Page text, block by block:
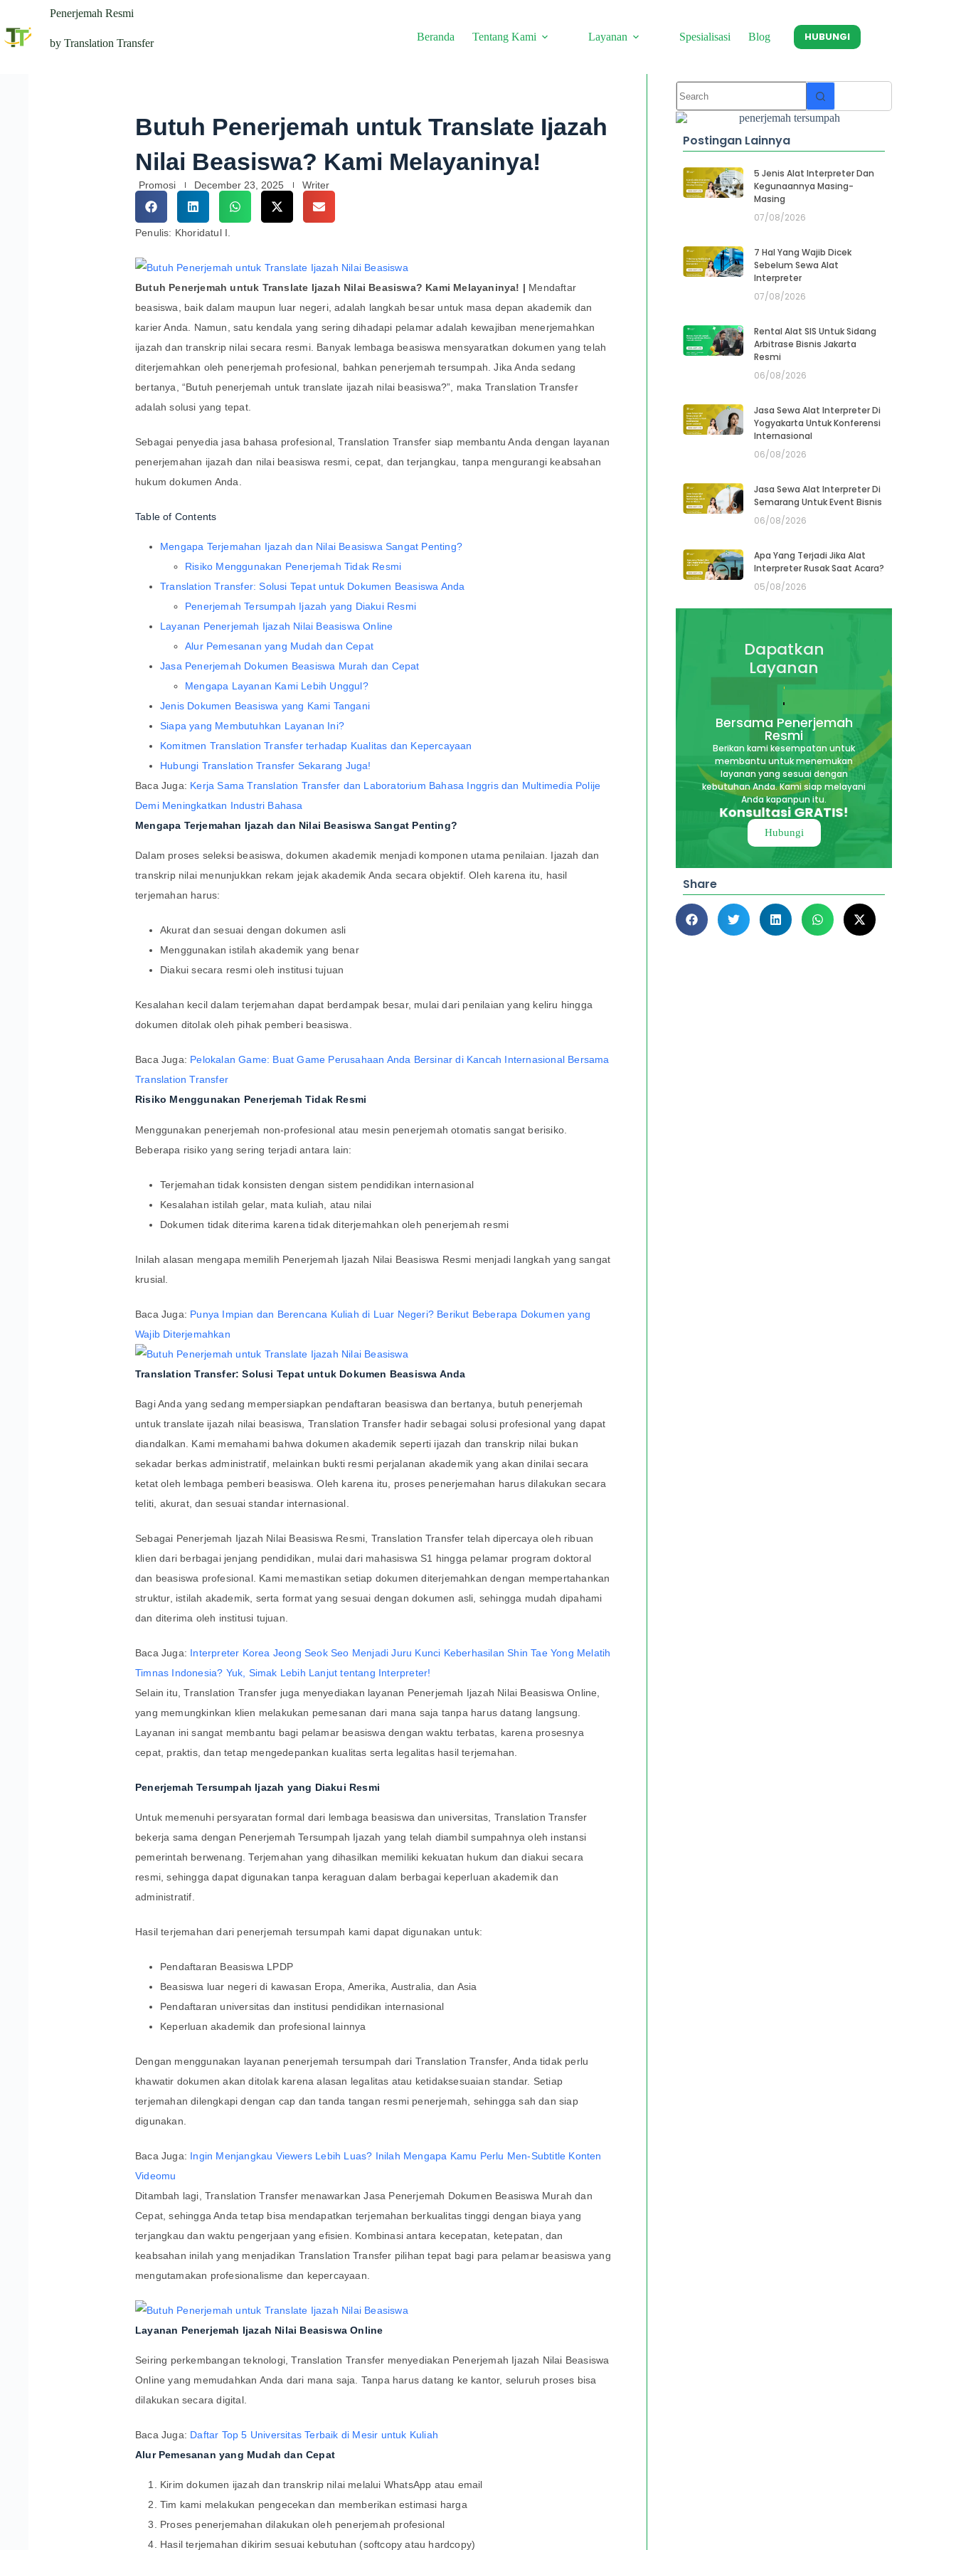
Penerjemah Resmi
by Translation Transfer
Beranda Tentang Kami Layanan Spesialisasi Blog HUBUNGI
Butuh Penerjemah untuk Translate Ijazah
Nilai Beasiswa? Kami Melayaninya!
Promosi December 23, 2025 Writer
Penulis: Khoridatul I.
Butuh Penerjemah untuk Translate Ijazah Nilai Beasiswa? Kami Melayaninya! | Mendaftar
beasiswa, baik dalam maupun luar negeri, adalah langkah besar untuk masa depan akademik dan
karier Anda. Namun, satu kendala yang sering dihadapi pelamar adalah kewajiban menerjemahkan
ijazah dan transkrip nilai secara resmi. Banyak lembaga beasiswa mensyaratkan dokumen yang telah
diterjemahkan oleh penerjemah profesional, bahkan penerjemah tersumpah. Jika Anda sedang
bertanya, “Butuh penerjemah untuk translate ijazah nilai beasiswa?”, maka Translation Transfer
adalah solusi yang tepat.
Sebagai penyedia jasa bahasa profesional, Translation Transfer siap membantu Anda dengan layanan
penerjemahan ijazah dan nilai beasiswa resmi, cepat, dan terjangkau, tanpa mengurangi keabsahan
hukum dokumen Anda.
Table of Contents
Mengapa Terjemahan Ijazah dan Nilai Beasiswa Sangat Penting?
Risiko Menggunakan Penerjemah Tidak Resmi
Translation Transfer: Solusi Tepat untuk Dokumen Beasiswa Anda
Penerjemah Tersumpah Ijazah yang Diakui Resmi
Layanan Penerjemah Ijazah Nilai Beasiswa Online
Alur Pemesanan yang Mudah dan Cepat
Jasa Penerjemah Dokumen Beasiswa Murah dan Cepat
Mengapa Layanan Kami Lebih Unggul?
Jenis Dokumen Beasiswa yang Kami Tangani
Siapa yang Membutuhkan Layanan Ini?
Komitmen Translation Transfer terhadap Kualitas dan Kepercayaan
Hubungi Translation Transfer Sekarang Juga!
Baca Juga: Kerja Sama Translation Transfer dan Laboratorium Bahasa Inggris dan Multimedia Polije
Demi Meningkatkan Industri Bahasa
Mengapa Terjemahan Ijazah dan Nilai Beasiswa Sangat Penting?
Dalam proses seleksi beasiswa, dokumen akademik menjadi komponen utama penilaian. Ijazah dan
transkrip nilai menunjukkan rekam jejak akademik Anda secara objektif. Oleh karena itu, hasil
terjemahan harus:
Akurat dan sesuai dengan dokumen asli
Menggunakan istilah akademik yang benar
Diakui secara resmi oleh institusi tujuan
Kesalahan kecil dalam terjemahan dapat berdampak besar, mulai dari penilaian yang keliru hingga
dokumen ditolak oleh pihak pemberi beasiswa.
Baca Juga: Pelokalan Game: Buat Game Perusahaan Anda Bersinar di Kancah Internasional Bersama
Translation Transfer
Risiko Menggunakan Penerjemah Tidak Resmi
Menggunakan penerjemah non-profesional atau mesin penerjemah otomatis sangat berisiko.
Beberapa risiko yang sering terjadi antara lain:
Terjemahan tidak konsisten dengan sistem pendidikan internasional
Kesalahan istilah gelar, mata kuliah, atau nilai
Dokumen tidak diterima karena tidak diterjemahkan oleh penerjemah resmi
Inilah alasan mengapa memilih Penerjemah Ijazah Nilai Beasiswa Resmi menjadi langkah yang sangat
krusial.
Baca Juga: Punya Impian dan Berencana Kuliah di Luar Negeri? Berikut Beberapa Dokumen yang
Wajib Diterjemahkan
Translation Transfer: Solusi Tepat untuk Dokumen Beasiswa Anda
Bagi Anda yang sedang mempersiapkan pendaftaran beasiswa dan bertanya, butuh penerjemah
untuk translate ijazah nilai beasiswa, Translation Transfer hadir sebagai solusi profesional yang dapat
diandalkan. Kami memahami bahwa dokumen akademik seperti ijazah dan transkrip nilai bukan
sekadar berkas administratif, melainkan bukti resmi perjalanan akademik yang akan dinilai secara
ketat oleh lembaga pemberi beasiswa. Oleh karena itu, proses penerjemahan harus dilakukan secara
teliti, akurat, dan sesuai standar internasional.
Sebagai Penerjemah Ijazah Nilai Beasiswa Resmi, Translation Transfer telah dipercaya oleh ribuan
klien dari berbagai jenjang pendidikan, mulai dari mahasiswa S1 hingga pelamar program doktoral
dan beasiswa profesional. Kami memastikan setiap dokumen diterjemahkan dengan mempertahankan
struktur, istilah akademik, serta format yang sesuai dengan dokumen asli, sehingga mudah dipahami
dan diterima oleh institusi tujuan.
Baca Juga: Interpreter Korea Jeong Seok Seo Menjadi Juru Kunci Keberhasilan Shin Tae Yong Melatih
Timnas Indonesia? Yuk, Simak Lebih Lanjut tentang Interpreter!
Selain itu, Translation Transfer juga menyediakan layanan Penerjemah Ijazah Nilai Beasiswa Online,
yang memungkinkan klien melakukan pemesanan dari mana saja tanpa harus datang langsung.
Layanan ini sangat membantu bagi pelamar beasiswa dengan waktu terbatas, karena prosesnya
cepat, praktis, dan tetap mengedepankan kualitas serta legalitas hasil terjemahan.
Penerjemah Tersumpah Ijazah yang Diakui Resmi
Untuk memenuhi persyaratan formal dari lembaga beasiswa dan universitas, Translation Transfer
bekerja sama dengan Penerjemah Tersumpah Ijazah yang telah diambil sumpahnya oleh instansi
pemerintah berwenang. Terjemahan yang dihasilkan memiliki kekuatan hukum dan diakui secara
resmi, sehingga dapat digunakan tanpa keraguan dalam berbagai keperluan akademik dan
administratif.
Hasil terjemahan dari penerjemah tersumpah kami dapat digunakan untuk:
Pendaftaran Beasiswa LPDP
Beasiswa luar negeri di kawasan Eropa, Amerika, Australia, dan Asia
Pendaftaran universitas dan institusi pendidikan internasional
Keperluan akademik dan profesional lainnya
Dengan menggunakan layanan penerjemah tersumpah dari Translation Transfer, Anda tidak perlu
khawatir dokumen akan ditolak karena alasan legalitas atau ketidaksesuaian standar. Setiap
terjemahan dilengkapi dengan cap dan tanda tangan resmi penerjemah, sehingga sah dan siap
digunakan.
Baca Juga: Ingin Menjangkau Viewers Lebih Luas? Inilah Mengapa Kamu Perlu Men-Subtitle Konten
Videomu
Ditambah lagi, Translation Transfer menawarkan Jasa Penerjemah Dokumen Beasiswa Murah dan
Cepat, sehingga Anda tetap bisa mendapatkan terjemahan berkualitas tinggi dengan biaya yang
terjangkau dan waktu pengerjaan yang efisien. Kombinasi antara kecepatan, ketepatan, dan
keabsahan inilah yang menjadikan Translation Transfer pilihan tepat bagi para pelamar beasiswa yang
mengutamakan profesionalisme dan kepercayaan.
Layanan Penerjemah Ijazah Nilai Beasiswa Online
Seiring perkembangan teknologi, Translation Transfer menyediakan Penerjemah Ijazah Nilai Beasiswa
Online yang memudahkan Anda dari mana saja. Tanpa harus datang ke kantor, seluruh proses bisa
dilakukan secara digital.
Baca Juga: Daftar Top 5 Universitas Terbaik di Mesir untuk Kuliah
Alur Pemesanan yang Mudah dan Cepat
Kirim dokumen ijazah dan transkrip nilai melalui WhatsApp atau email
Tim kami melakukan pengecekan dan memberikan estimasi harga
Proses penerjemahan dilakukan oleh penerjemah profesional
Hasil terjemahan dikirim sesuai kebutuhan (softcopy atau hardcopy)
Postingan Lainnya
5 Jenis Alat Interpreter Dan
Kegunaannya Masing-
Masing
07/08/2026
7 Hal Yang Wajib Dicek
Sebelum Sewa Alat
Interpreter
07/08/2026
Rental Alat SIS Untuk Sidang
Arbitrase Bisnis Jakarta
Resmi
06/08/2026
Jasa Sewa Alat Interpreter Di
Yogyakarta Untuk Konferensi
Internasional
06/08/2026
Jasa Sewa Alat Interpreter Di
Semarang Untuk Event Bisnis
06/08/2026
Apa Yang Terjadi Jika Alat
Interpreter Rusak Saat Acara?
05/08/2026
Dapatkan
Layanan
Tepercaya
Bersama Penerjemah
Resmi
Berikan kami kesempatan untuk
membantu untuk menemukan
layanan yang sesuai dengan
kebutuhan Anda. Kami siap melayani
Anda kapanpun itu.
Konsultasi GRATIS!
Hubungi
Share